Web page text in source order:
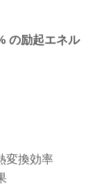
の励起エネル
変換効率